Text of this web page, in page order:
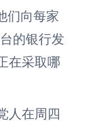
们向每家
的银行发
在采取哪
人在周四